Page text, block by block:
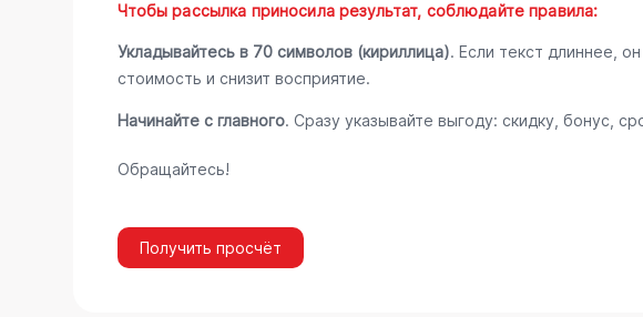
Чтобы рассылка приносила результат, соблюдайте правила:
Укладывайтесь в 70 символов (кириллица). Если текст длиннее,
стоимость и снизит восприятие.
Начинайте с главного. Сразу указывайте выгоду: скидку, бонус,
Обращайтесь!
Получить просчёт